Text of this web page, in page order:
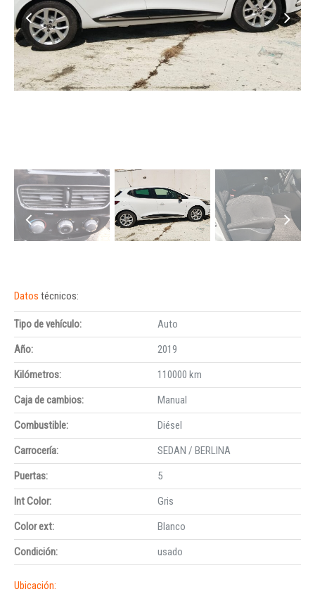
Datos técnicos:
Tipo de vehículo:
Auto
Año:
2019
Kilómetros:
110000 km
Caja de cambios:
Manual
Combustible:
Diésel
Carrocería:
SEDAN / BERLINA
Puertas:
5
Int Color:
Gris
Color ext:
Blanco
Condición:
usado
Ubicación: